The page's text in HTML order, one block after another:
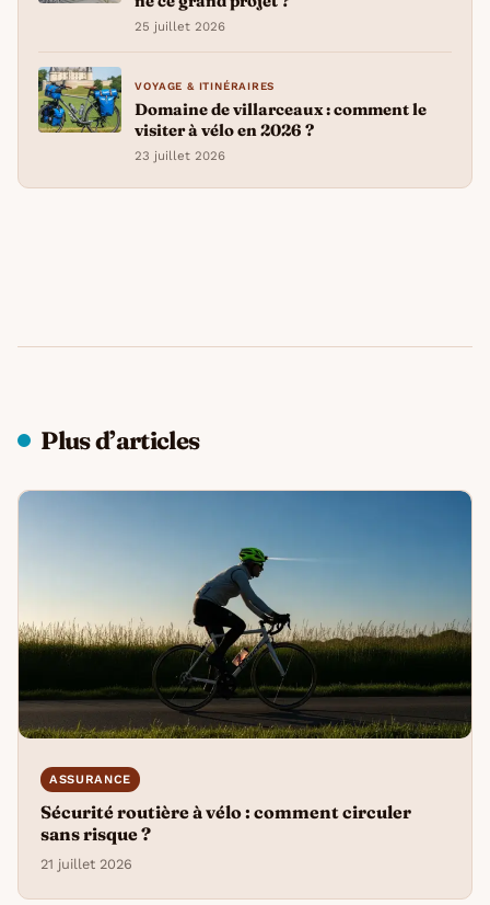
25 juillet 2026
VOYAGE & ITINÉRAIRES
Domaine de villarceaux : comment le
visiter à vélo en 2026 ?
23 juillet 2026
Plus d’articles
ASSURANCE
Sécurité routière à vélo : comment circuler
sans risque ?
21 juillet 2026